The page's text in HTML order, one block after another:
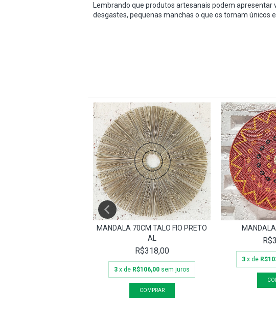
Lembrando que produtos artesanais podem apresentar
desgastes, pequenas manchas o que os tornam únicos
MANDALA 70CM TALO FIO PRETO
AL
R$318,00
3 x de R$106,00 sem juros
3 x de